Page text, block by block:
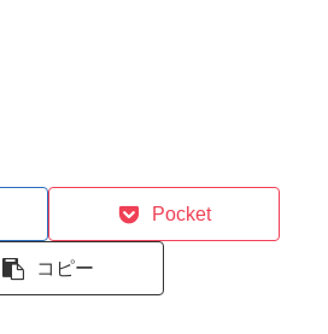
Pocket
コピー